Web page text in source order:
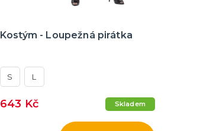
Kostým - Loupežná pirátka
S L
643 Kč Skladem